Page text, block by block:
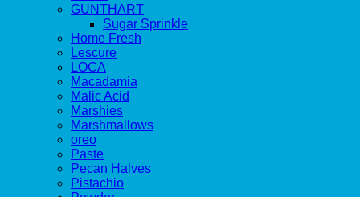
GUNTHART
Sugar Sprinkle
Home Fresh
Lescure
LOCA
Macadamia
Malic Acid
Marshies
Marshmallows
oreo
Paste
Pecan Halves
Pistachio